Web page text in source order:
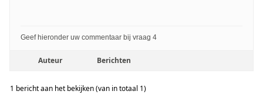
Geef hieronder uw commentaar bij vraag 4
Auteur Berichten
1 bericht aan het bekijken (van in totaal 1)